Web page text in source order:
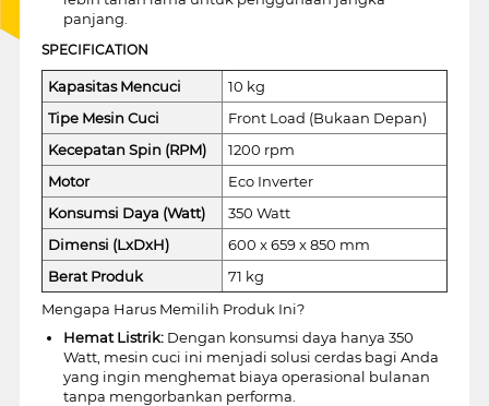
panjang.
SPECIFICATION
Kapasitas Mencuci
10 kg
Tipe Mesin Cuci
Front Load (Bukaan Depan)
Kecepatan Spin (RPM)
1200 rpm
Motor
Eco Inverter
Konsumsi Daya (Watt)
350 Watt
Dimensi (LxDxH)
600 x 659 x 850 mm
Berat Produk
71 kg
Mengapa Harus Memilih Produk Ini?
Hemat Listrik:Dengan konsumsi daya hanya 350
Watt, mesin cuci ini menjadi solusi cerdas bagi Anda
yang ingin menghemat biaya operasional bulanan
tanpa mengorbankan performa.